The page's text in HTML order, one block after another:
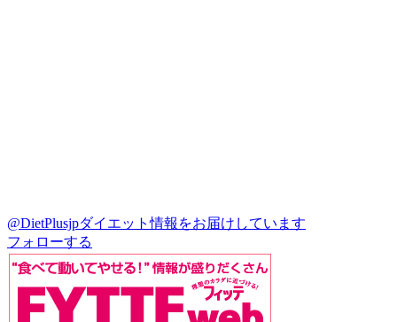
@DietPlusjpダイエット情報をお届けしています
フォローする